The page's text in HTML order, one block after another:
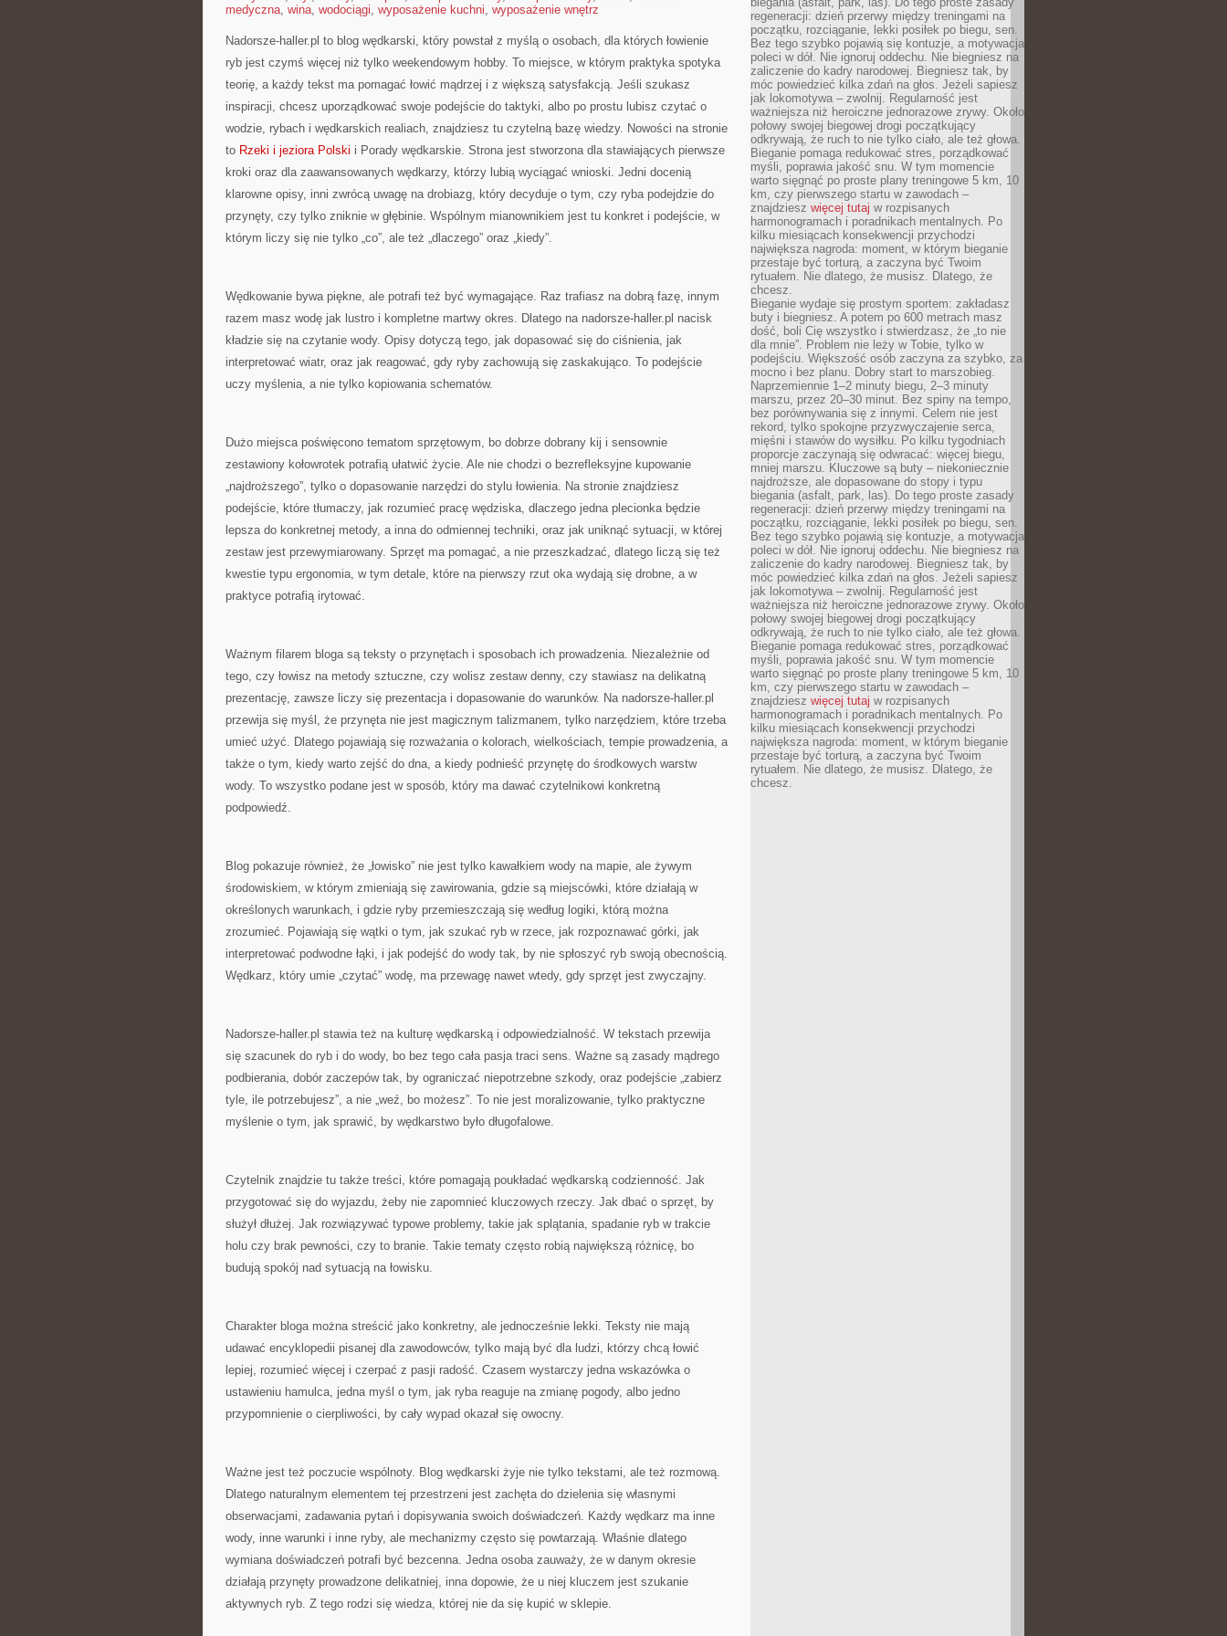
medyczna, wina, wodociągi, wyposażenie kuchni, wyposażenie wnętrz
Nadorsze-haller.pl to blog wędkarski, który powstał z myślą o osobach, dla których łowienie
ryb jest czymś więcej niż tylko weekendowym hobby. To miejsce, w którym praktyka spotyka
teorię, a każdy tekst ma pomagać łowić mądrzej i z większą satysfakcją. Jeśli szukasz
inspiracji, chcesz uporządkować swoje podejście do taktyki, albo po prostu lubisz czytać o
wodzie, rybach i wędkarskich realiach, znajdziesz tu czytelną bazę wiedzy. Nowości na stronie
to Rzeki i jeziora Polski i Porady wędkarskie. Strona jest stworzona dla stawiających pierwsze
kroki oraz dla zaawansowanych wędkarzy, którzy lubią wyciągać wnioski. Jedni docenią
klarowne opisy, inni zwrócą uwagę na drobiazg, który decyduje o tym, czy ryba podejdzie do
przynęty, czy tylko zniknie w głębinie. Wspólnym mianownikiem jest tu konkret i podejście, w
którym liczy się nie tylko „co”, ale też „dlaczego” oraz „kiedy”.
Wędkowanie bywa piękne, ale potrafi też być wymagające. Raz trafiasz na dobrą fazę, innym
razem masz wodę jak lustro i kompletne martwy okres. Dlatego na nadorsze-haller.pl nacisk
kładzie się na czytanie wody. Opisy dotyczą tego, jak dopasować się do ciśnienia, jak
interpretować wiatr, oraz jak reagować, gdy ryby zachowują się zaskakująco. To podejście
uczy myślenia, a nie tylko kopiowania schematów.
Dużo miejsca poświęcono tematom sprzętowym, bo dobrze dobrany kij i sensownie
zestawiony kołowrotek potrafią ułatwić życie. Ale nie chodzi o bezrefleksyjne kupowanie
„najdroższego”, tylko o dopasowanie narzędzi do stylu łowienia. Na stronie znajdziesz
podejście, które tłumaczy, jak rozumieć pracę wędziska, dlaczego jedna plecionka będzie
lepsza do konkretnej metody, a inna do odmiennej techniki, oraz jak uniknąć sytuacji, w której
zestaw jest przewymiarowany. Sprzęt ma pomagać, a nie przeszkadzać, dlatego liczą się też
kwestie typu ergonomia, w tym detale, które na pierwszy rzut oka wydają się drobne, a w
praktyce potrafią irytować.
Ważnym filarem bloga są teksty o przynętach i sposobach ich prowadzenia. Niezależnie od
tego, czy łowisz na metody sztuczne, czy wolisz zestaw denny, czy stawiasz na delikatną
prezentację, zawsze liczy się prezentacja i dopasowanie do warunków. Na nadorsze-haller.pl
przewija się myśl, że przynęta nie jest magicznym talizmanem, tylko narzędziem, które trzeba
umieć użyć. Dlatego pojawiają się rozważania o kolorach, wielkościach, tempie prowadzenia, a
także o tym, kiedy warto zejść do dna, a kiedy podnieść przynętę do środkowych warstw
wody. To wszystko podane jest w sposób, który ma dawać czytelnikowi konkretną
podpowiedź.
Blog pokazuje również, że „łowisko” nie jest tylko kawałkiem wody na mapie, ale żywym
środowiskiem, w którym zmieniają się zawirowania, gdzie są miejscówki, które działają w
określonych warunkach, i gdzie ryby przemieszczają się według logiki, którą można
zrozumieć. Pojawiają się wątki o tym, jak szukać ryb w rzece, jak rozpoznawać górki, jak
interpretować podwodne łąki, i jak podejść do wody tak, by nie spłoszyć ryb swoją obecnością.
Wędkarz, który umie „czytać” wodę, ma przewagę nawet wtedy, gdy sprzęt jest zwyczajny.
Nadorsze-haller.pl stawia też na kulturę wędkarską i odpowiedzialność. W tekstach przewija
się szacunek do ryb i do wody, bo bez tego cała pasja traci sens. Ważne są zasady mądrego
podbierania, dobór zaczepów tak, by ograniczać niepotrzebne szkody, oraz podejście „zabierz
tyle, ile potrzebujesz”, a nie „weź, bo możesz”. To nie jest moralizowanie, tylko praktyczne
myślenie o tym, jak sprawić, by wędkarstwo było długofalowe.
Czytelnik znajdzie tu także treści, które pomagają poukładać wędkarską codzienność. Jak
przygotować się do wyjazdu, żeby nie zapomnieć kluczowych rzeczy. Jak dbać o sprzęt, by
służył dłużej. Jak rozwiązywać typowe problemy, takie jak splątania, spadanie ryb w trakcie
holu czy brak pewności, czy to branie. Takie tematy często robią największą różnicę, bo
budują spokój nad sytuacją na łowisku.
Charakter bloga można streścić jako konkretny, ale jednocześnie lekki. Teksty nie mają
udawać encyklopedii pisanej dla zawodowców, tylko mają być dla ludzi, którzy chcą łowić
lepiej, rozumieć więcej i czerpać z pasji radość. Czasem wystarczy jedna wskazówka o
ustawieniu hamulca, jedna myśl o tym, jak ryba reaguje na zmianę pogody, albo jedno
przypomnienie o cierpliwości, by cały wypad okazał się owocny.
Ważne jest też poczucie wspólnoty. Blog wędkarski żyje nie tylko tekstami, ale też rozmową.
Dlatego naturalnym elementem tej przestrzeni jest zachęta do dzielenia się własnymi
obserwacjami, zadawania pytań i dopisywania swoich doświadczeń. Każdy wędkarz ma inne
wody, inne warunki i inne ryby, ale mechanizmy często się powtarzają. Właśnie dlatego
wymiana doświadczeń potrafi być bezcenna. Jedna osoba zauważy, że w danym okresie
działają przynęty prowadzone delikatniej, inna dopowie, że u niej kluczem jest szukanie
aktywnych ryb. Z tego rodzi się wiedza, której nie da się kupić w sklepie.
regeneracji: dzień przerwy między treningami na
początku, rozciąganie, lekki posiłek po biegu, sen.
Bez tego szybko pojawią się kontuzje, a motywacja
poleci w dół. Nie ignoruj oddechu. Nie biegniesz na
zaliczenie do kadry narodowej. Biegniesz tak, by
móc powiedzieć kilka zdań na głos. Jeżeli sapiesz
jak lokomotywa – zwolnij. Regularność jest
ważniejsza niż heroiczne jednorazowe zrywy. Około
połowy swojej biegowej drogi początkujący
odkrywają, że ruch to nie tylko ciało, ale też głowa.
Bieganie pomaga redukować stres, porządkować
myśli, poprawia jakość snu. W tym momencie
warto sięgnąć po proste plany treningowe 5 km, 10
km, czy pierwszego startu w zawodach –
znajdziesz więcej tutaj w rozpisanych
harmonogramach i poradnikach mentalnych. Po
kilku miesiącach konsekwencji przychodzi
największa nagroda: moment, w którym bieganie
przestaje być torturą, a zaczyna być Twoim
rytuałem. Nie dlatego, że musisz. Dlatego, że
chcesz.
Bieganie wydaje się prostym sportem: zakładasz
buty i biegniesz. A potem po 600 metrach masz
dość, boli Cię wszystko i stwierdzasz, że „to nie
dla mnie”. Problem nie leży w Tobie, tylko w
podejściu. Większość osób zaczyna za szybko, za
mocno i bez planu. Dobry start to marszobieg.
Naprzemiennie 1–2 minuty biegu, 2–3 minuty
marszu, przez 20–30 minut. Bez spiny na tempo,
bez porównywania się z innymi. Celem nie jest
rekord, tylko spokojne przyzwyczajenie serca,
mięśni i stawów do wysiłku. Po kilku tygodniach
proporcje zaczynają się odwracać: więcej biegu,
mniej marszu. Kluczowe są buty – niekoniecznie
najdroższe, ale dopasowane do stopy i typu
biegania (asfalt, park, las). Do tego proste zasady
regeneracji: dzień przerwy między treningami na
początku, rozciąganie, lekki posiłek po biegu, sen.
Bez tego szybko pojawią się kontuzje, a motywacja
poleci w dół. Nie ignoruj oddechu. Nie biegniesz na
zaliczenie do kadry narodowej. Biegniesz tak, by
móc powiedzieć kilka zdań na głos. Jeżeli sapiesz
jak lokomotywa – zwolnij. Regularność jest
ważniejsza niż heroiczne jednorazowe zrywy. Około
połowy swojej biegowej drogi początkujący
odkrywają, że ruch to nie tylko ciało, ale też głowa.
Bieganie pomaga redukować stres, porządkować
myśli, poprawia jakość snu. W tym momencie
warto sięgnąć po proste plany treningowe 5 km, 10
km, czy pierwszego startu w zawodach –
znajdziesz więcej tutaj w rozpisanych
harmonogramach i poradnikach mentalnych. Po
kilku miesiącach konsekwencji przychodzi
największa nagroda: moment, w którym bieganie
przestaje być torturą, a zaczyna być Twoim
rytuałem. Nie dlatego, że musisz. Dlatego, że
chcesz.